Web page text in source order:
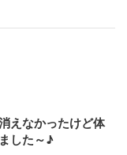
えなかったけど体
した～♪